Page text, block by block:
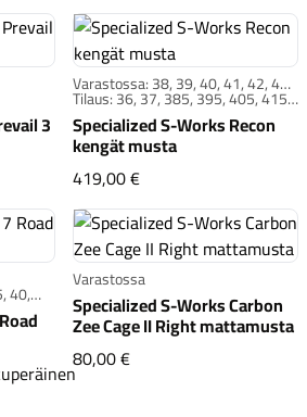
3
Prevail 3 black/chrome
Varastossa: 38, 39, 40, 41, 42, 43,
46
Tilaus: 36, 37, 385, 395, 405, 415,
425, 435, 44, 445, 45, 455, 465,
47, 48, 49
Specialized S-Works Recon
kengät musta
419,00 €Specialized S-Works
40,
44,
49
S-Works 7 Road musta
Varastossa
Specialized S-Works Carbon
Zee Cage II Right mattamusta
80,00 €Specialized S-Works